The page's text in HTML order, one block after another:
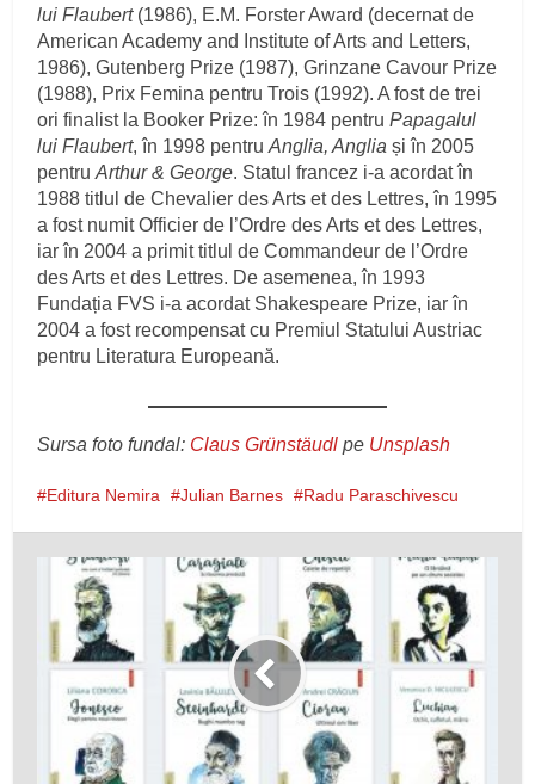
lui Flaubert(1986), E.M. Forster Award (decernat de
American Academy and Institute of Arts and Letters,
1986), Gutenberg Prize (1987), Grinzane Cavour Prize
(1988), Prix Femina pentru Trois (1992). A fost de trei
ori finalist la Booker Prize: în 1984 pentruPapagalul
lui Flaubert, în 1998 pentruAnglia, Anglia și în 2005
pentruArthur & George. Statul francez i-a acordat în
1988 titlul de Chevalier des Arts et des Lettres, în 1995
a fost numit Officier de l’Ordre des Arts et des Lettres,
iar în 2004 a primit titlul de Commandeur de l’Ordre
des Arts et des Lettres. De asemenea, în 1993
Fundația FVS i‑a acordat Shakespeare Prize, iar în
2004 a fost recompensat cu Premiul Statului Austriac
pentru Literatura Europeană.
Sursa foto fundal: Claus Grünstäudl pe Unsplash
Editura Nemira Julian Barnes Radu Paraschivescu